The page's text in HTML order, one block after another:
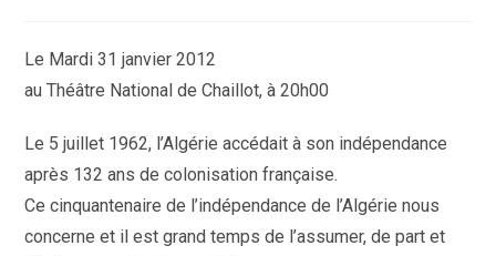
Le Mardi 31 janvier 2012
au Théâtre National de Chaillot, à 20h00
Le 5 juillet 1962, l’Algérie accédait à son indépendance
après 132 ans de colonisation française.
Ce cinquantenaire de l’indépendance de l’Algérie nous
concerne et il est grand temps de l’assumer, de part et